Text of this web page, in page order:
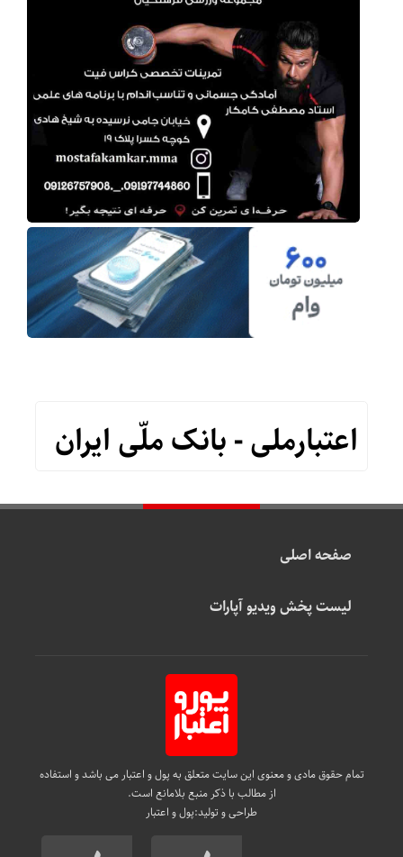
اعتبارملی - بانک ملّی ایران
صفحه اصلی
لیست پخش ویدیو آپارات
تمام حقوق مادی و معنوی این سایت متعلق به پول و اعتبار می باشد و استفاده
از مطالب با ذکر منبع بلامانع است.
طراحی و تولید:پول و اعتبار